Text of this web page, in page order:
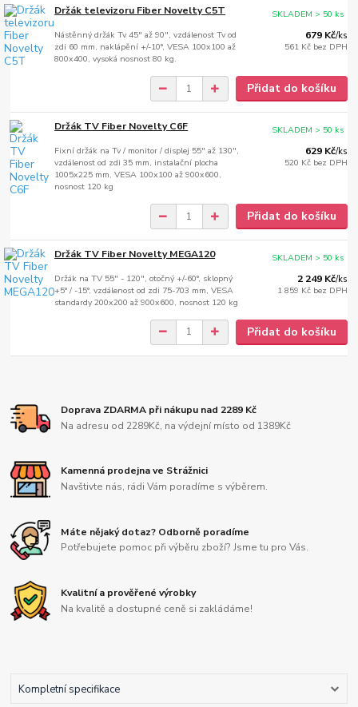
Držák televizoru Fiber Novelty C5T
Nástěnný držák Tv 45" až 90", vzdálenost Tv od
zdi 60 mm, naklápění +/-10°, VESA 100x100 až
800x400, vysoká nosnost 80 kg.
679 Kč/ks
561 Kč bez DPH
SKLADEM > 50 ks
Přidat do košíku
Držák TV Fiber Novelty C6F
Fixní držák na Tv / monitor / displej 55" až 130",
vzdálenost od zdi 35 mm, instalační plocha
1005x225 mm, VESA 100x100 až 900x600,
nosnost 120 kg
629 Kč/ks
520 Kč bez DPH
SKLADEM > 50 ks
Přidat do košíku
Držák TV Fiber Novelty MEGA120
Držák na TV 55" - 120", otočný +/-60°, sklopný
+5° / -15°, vzdálenost od zdi 75-703 mm, VESA
standardy 200x200 až 900x600, nosnost 120 kg
2 249 Kč/ks
1 859 Kč bez DPH
SKLADEM > 50 ks
Přidat do košíku
Doprava ZDARMA při nákupu nad 2289 Kč
Na adresu od 2289Kč, na výdejní místo od 1389Kč
Kamenná prodejna ve Strážnici
Navštivte nás, rádi Vám poradíme s výběrem.
Máte nějaký dotaz? Odborně poradíme
Potřebujete pomoc při výběru zboží? Jsme tu pro Vás.
Kvalitní a prověřené výrobky
Na kvalitě a dostupné ceně si zakládáme!
Kompletní specifikace